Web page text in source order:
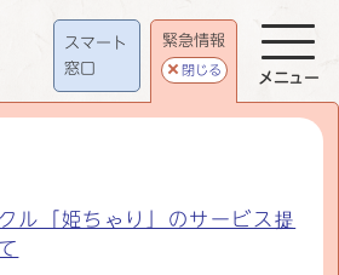
スマート
窓口
緊急情報
閉じる
ル「姫ちゃり」のサービス提
メニュー